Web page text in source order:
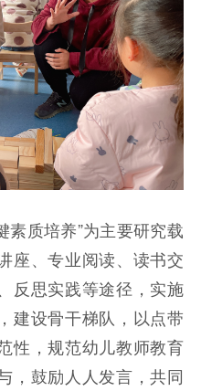
素质培养”为主要研究载
座、专业阅读、读书交
反思实践等途径，实施
建设骨干梯队，以点带
性，规范幼儿教师教育
，鼓励人人发言，共同